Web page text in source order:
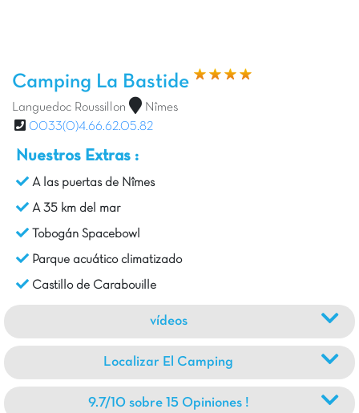
Camping La Bastide
Languedoc Roussillon
Nîmes
0033(0)4.66.62.05.82
Nuestros Extras :
A las puertas de Nîmes
A 35 km del mar
Tobogán Spacebowl
Parque acuático climatizado
Castillo de Carabouille
vídeos
Localizar El Camping
9.7/10 sobre 15 Opiniones !